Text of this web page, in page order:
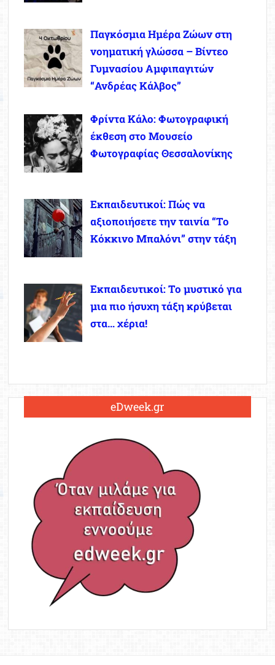
Παγκόσμια Ημέρα Ζώων στη
νοηματική γλώσσα – Βίντεο
Γυμνασίου Αμφιπαγιτών
“Ανδρέας Κάλβος”
Φρίντα Κάλο: Φωτογραφική
έκθεση στο Μουσείο
Φωτογραφίας Θεσσαλονίκης
Εκπαιδευτικοί: Πώς να
αξιοποιήσετε την ταινία “Το
Κόκκινο Μπαλόνι” στην τάξη
Εκπαιδευτικοί: Το μυστικό για
μια πιο ήσυχη τάξη κρύβεται
στα… χέρια!
eDweek.gr